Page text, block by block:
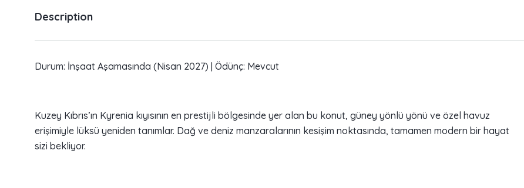
Description
Durum: İnşaat Aşamasında (Nisan 2027) | Ödünç: Mevcut
Kuzey Kıbrıs’ın Kyrenia kıyısının en prestijli bölgesinde yer alan bu konut, güney yönlü yönü ve özel havuz
erişimiyle lüksü yeniden tanımlar. Dağ ve deniz manzaralarının kesişim noktasında, tamamen modern bir hayat
sizi bekliyor.